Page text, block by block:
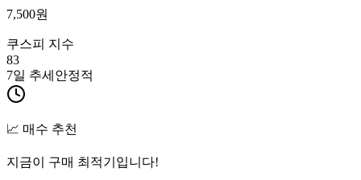
7,500원
쿠스피 지수
83
7일 추세 안정적
📈 매수 추천
지금이 구매 최적기입니다!